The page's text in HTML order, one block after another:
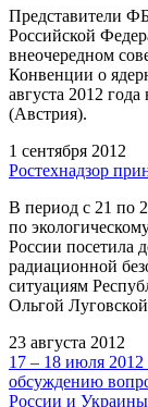
Представители
Российской
внеочередном
Конвенции о
августа 2012
(Австрия).
1 сентября 2012
Ростехнадзор
В период с 21 по
по
России посетила
радиационной
ситуациям
Ольгой
23 августа 2012
17 – 18 июля 2012
обсуждению
России и Украины